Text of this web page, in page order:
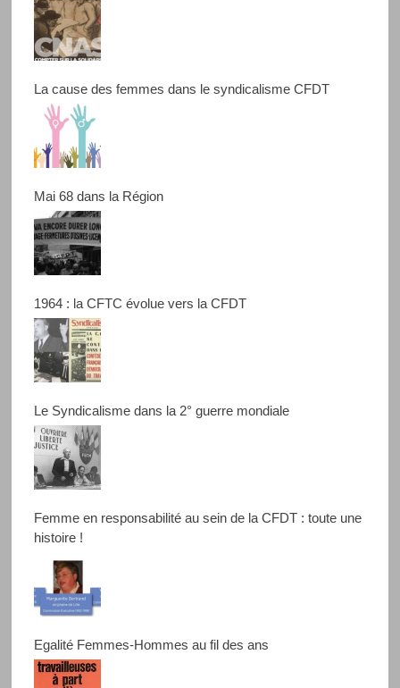
La cause des femmes dans le syndicalisme CFDT
Mai 68 dans la Région
1964 : la CFTC évolue vers la CFDT
Le Syndicalisme dans la 2° guerre mondiale
Femme en responsabilité au sein de la CFDT : toute une
histoire !
Egalité Femmes-Hommes au fil des ans